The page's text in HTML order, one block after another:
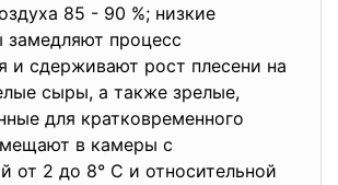
85 - 90 %; низкие
замедляют процесс
и сдерживают рост плесени на
сыры, а также зрелые,
для кратковременного
в камеры с
от 2 до 8° С и относительной